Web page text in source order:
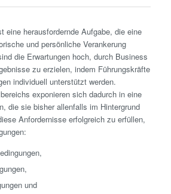
eine herausfordernde Aufgabe, die eine
und persönliche Verankerung
die Erwartungen hoch, durch Business
zu erzielen, indem Führungskräfte
individuell unterstützt werden.
exponieren sich dadurch in eine
die sie bisher allenfalls im Hintergrund
Anfordernisse erfolgreich zu erfüllen,
und